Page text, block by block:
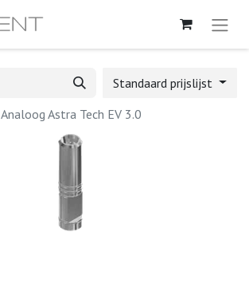
Standaard prijslijst
Analoog Astra Tech EV 3.0